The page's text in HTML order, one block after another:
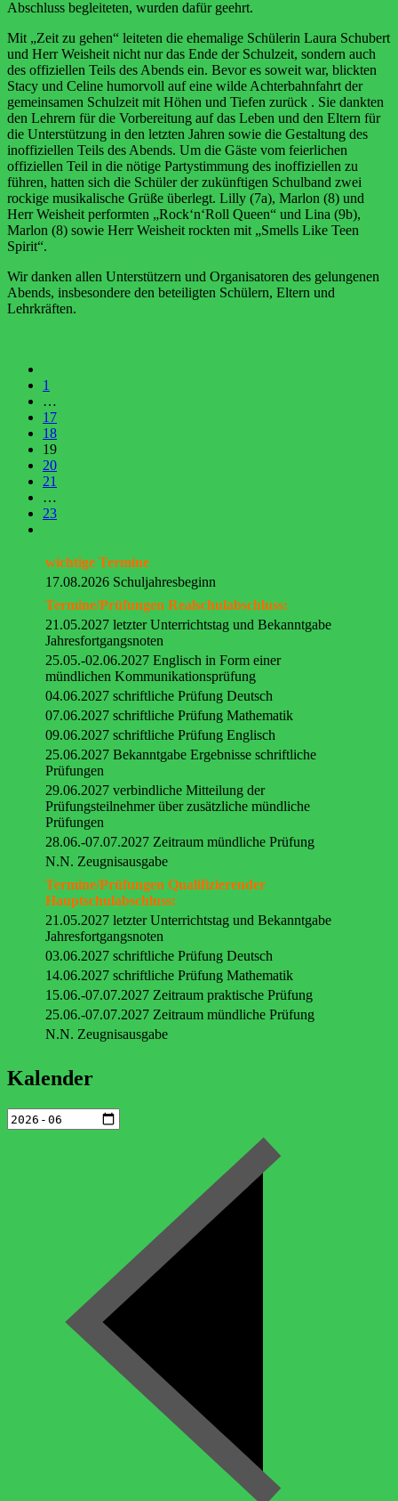
Abschluss begleiteten, wurden dafür geehrt.
Mit „Zeit zu gehen“ leiteten die ehemalige Schülerin Laura Schubert
und Herr Weisheit nicht nur das Ende der Schulzeit, sondern auch
des offiziellen Teils des Abends ein. Bevor es soweit war, blickten
Stacy und Celine humorvoll auf eine wilde Achterbahnfahrt der
gemeinsamen Schulzeit mit Höhen und Tiefen zurück . Sie dankten
den Lehrern für die Vorbereitung auf das Leben und den Eltern für
die Unterstützung in den letzten Jahren sowie die Gestaltung des
inoffiziellen Teils des Abends. Um die Gäste vom feierlichen
offiziellen Teil in die nötige Partystimmung des inoffiziellen zu
führen, hatten sich die Schüler der zukünftigen Schulband zwei
rockige musikalische Grüße überlegt. Lilly (7a), Marlon (8) und
Herr Weisheit performten „Rock‘n‘Roll Queen“ und Lina (9b),
Marlon (8) sowie Herr Weisheit rockten mit „Smells Like Teen
Spirit“.
Wir danken allen Unterstützern und Organisatoren des gelungenen
Abends, insbesondere den beteiligten Schülern, Eltern und
Lehrkräften.
1
…
17
18
19
20
21
…
23
wichtige Termine
17.08.2026 Schuljahresbeginn
Termine/Prüfungen Realschulabschluss:
21.05.2027 letzter Unterrichtstag und Bekanntgabe
Jahresfortgangsnoten
25.05.-02.06.2027 Englisch in Form einer
mündlichen Kommunikationsprüfung
04.06.2027 schriftliche Prüfung Deutsch
07.06.2027 schriftliche Prüfung Mathematik
09.06.2027 schriftliche Prüfung Englisch
25.06.2027 Bekanntgabe Ergebnisse schriftliche
Prüfungen
29.06.2027 verbindliche Mitteilung der
Prüfungsteilnehmer über zusätzliche mündliche
Prüfungen
28.06.-07.07.2027 Zeitraum mündliche Prüfung
N.N. Zeugnisausgabe
Termine/Prüfungen Qualifizierender
Hauptschulabschluss:
21.05.2027 letzter Unterrichtstag und Bekanntgabe
Jahresfortgangsnoten
03.06.2027 schriftliche Prüfung Deutsch
14.06.2027 schriftliche Prüfung Mathematik
15.06.-07.07.2027 Zeitraum praktische Prüfung
25.06.-07.07.2027 Zeitraum mündliche Prüfung
N.N. Zeugnisausgabe
Kalender